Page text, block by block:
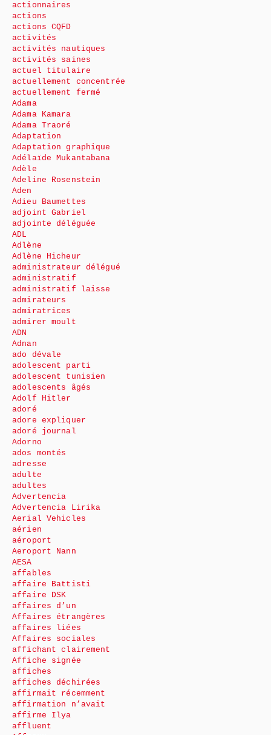
actionnaires
actions
actions CQFD
activités
activités nautiques
activités saines
actuel titulaire
actuellement concentrée
actuellement fermé
Adama
Adama Kamara
Adama Traoré
Adaptation
Adaptation graphique
Adélaïde Mukantabana
Adèle
Adeline Rosenstein
Aden
Adieu Baumettes
adjoint Gabriel
adjointe déléguée
ADL
Adlène
Adlène Hicheur
administrateur délégué
administratif
administratif laisse
admirateurs
admiratrices
admirer moult
ADN
Adnan
ado dévale
adolescent parti
adolescent tunisien
adolescents âgés
Adolf Hitler
adoré
adore expliquer
adoré journal
Adorno
ados montés
adresse
adulte
adultes
Advertencia
Advertencia Lirika
Aerial Vehicles
aérien
aéroport
Aeroport Nann
AESA
affables
affaire Battisti
affaire DSK
affaires d’un
Affaires étrangères
affaires liées
Affaires sociales
affichant clairement
Affiche signée
affiches
affiches déchirées
affirmait récemment
affirmation n’avait
affirme Ilya
affluent